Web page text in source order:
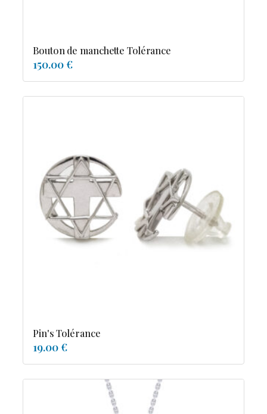
Bouton de manchette Tolérance
150.00 €
Pin's Tolérance
19.00 €